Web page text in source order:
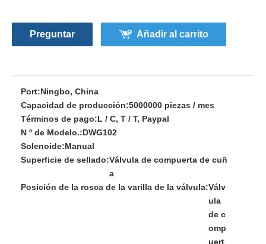
Preguntar Añadir al carrito
Port:Ningbo, China
Capacidad de producción:5000000 piezas / mes
Términos de pago:L / C, T / T, Paypal
N º de Modelo.:DWG102
Solenoide:Manual
Superficie de sellado:Válvula de compuerta de cuñ
a
Posición de la rosca de la varilla de la válvula:Válv
ula
de c
omp
uert